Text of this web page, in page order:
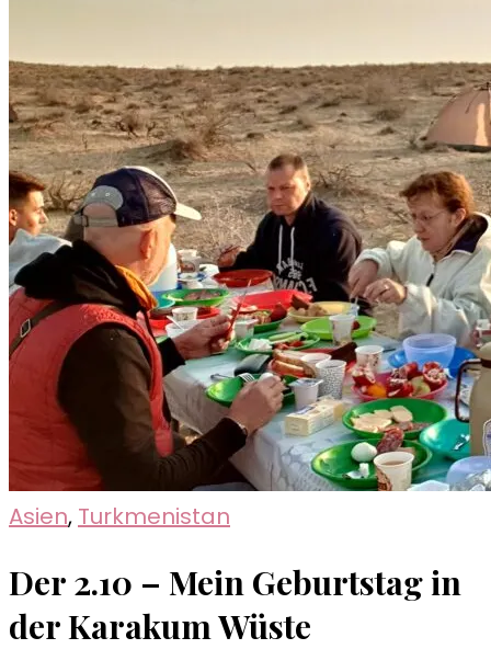
Asien, Turkmenistan
Der 2.10 – Mein Geburtstag in
der Karakum Wüste